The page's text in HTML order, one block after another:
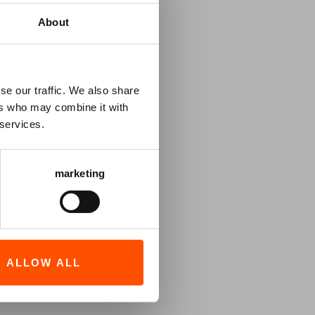
About
our traffic. We also share
who may combine it with
marketing
ALLOW ALL
een
mooi
en
wil
elkaar